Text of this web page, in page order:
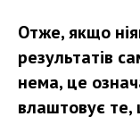
Отже, якщо
результатів
нема, це
влаштовує те,